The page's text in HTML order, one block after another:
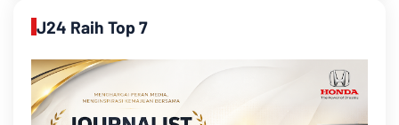
J24 Raih Top 7